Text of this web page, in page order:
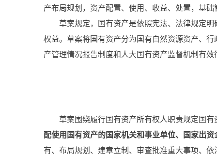
产布局规划，资产配置、使用、收益、处置，基础
草案规定，国有资产是依照宪法、法律规定明
权益。草案将国有资产分为国有自然资源资产、
产管理情况报告制度和人大国有资产监督机制有
草案围绕履行国有资产所有权人职责规定国有
配使用国有资产的国家机关和事业单位、国家出
有、布局规划、建章立制、审查批准重大事项、